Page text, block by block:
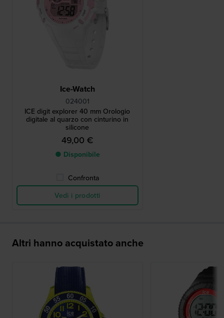
Ice-Watch
024001
ICE digit explorer 40 mm Orologio
digitale al quarzo con cinturino in
silicone
49,00 €
● Disponibile
Confronta
Vedi i prodotti
Altri hanno acquistato anche